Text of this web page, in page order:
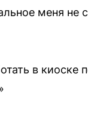
меня
в киоске